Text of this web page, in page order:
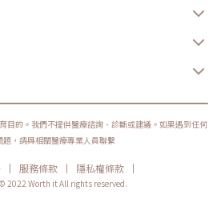
目的。我們不提供醫療諮詢、診斷或建議。如果遇到任何
題，請與相關醫療專業人員聯繫
| 服務條款 | 隱私權條款
|
2022 Worth it All rights reserved.